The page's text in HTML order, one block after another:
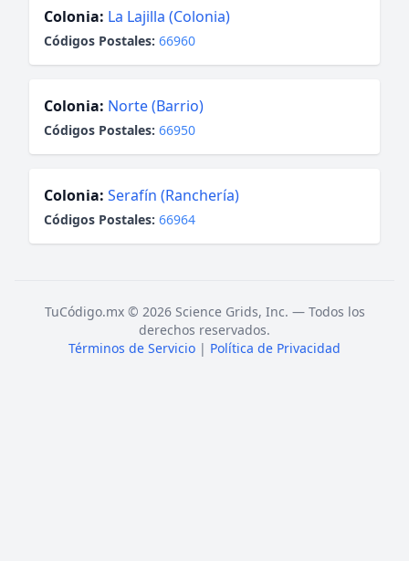
Colonia: La Lajilla (Colonia)
Códigos Postales: 66960
Colonia: Norte (Barrio)
Códigos Postales: 66950
Colonia: Serafín (Ranchería)
Códigos Postales: 66964
TuCódigo.mx © 2026 Science Grids, Inc. — Todos los
derechos reservados.
Términos de Servicio | Política de Privacidad